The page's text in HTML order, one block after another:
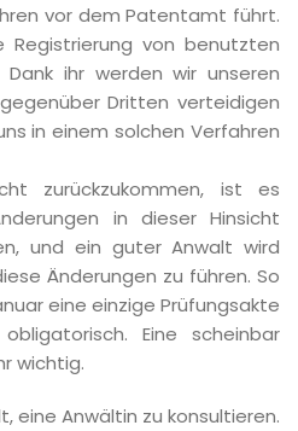
vor dem Patentamt führt.
von benutzten
ihr werden wir unseren
Dritten verteidigen
in einem solchen Verfahren
zurückzukommen, ist es
in dieser Hinsicht
und ein guter Anwalt wird
Änderungen zu führen. So
eine einzige Prüfungsakte
Eine scheinbar
wichtig.
eine Anwältin zu konsultieren.